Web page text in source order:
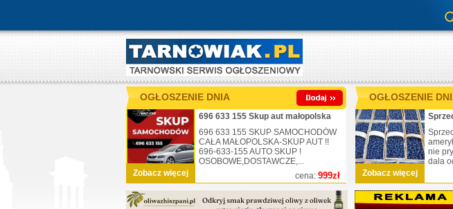
OGŁOSZENIE DNIA
Zobacz więcej cena: 999zł
696 633 155 Skup aut małopolska
696 633 155 SKUP SAMOCHODÓW
CAŁA MAŁOPOLSKA-SKUP AUT !!
696-633-155 AUTO SKUP !
OSOBOWE,DOSTAWCZE,...
OGŁOSZENIE
Zobacz więcej
nie
dala